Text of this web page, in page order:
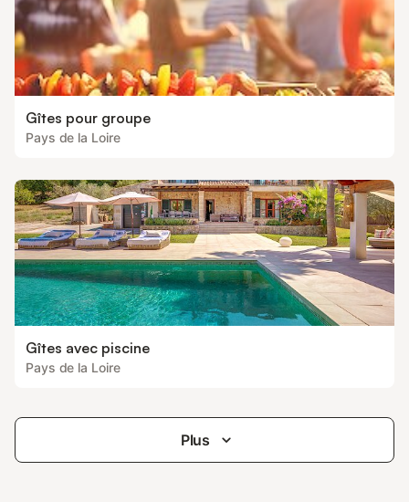
Gîtes pour groupe
Pays de la Loire
Gîtes avec piscine
Pays de la Loire
Plus